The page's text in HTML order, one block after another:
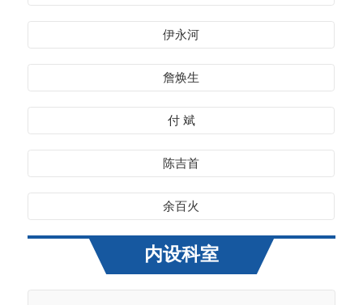
伊永河
詹焕生
付 斌
陈吉首
余百火
内设科室